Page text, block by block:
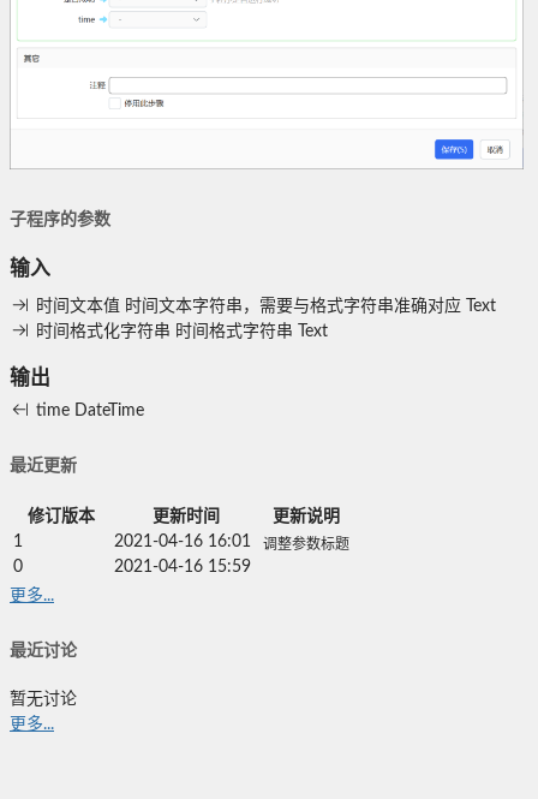
子程序的参数
输入
时间文本值 时间文本字符串，需要与格式字符串准确对应
Text
时间格式化字符串 时间格式字符串 Text
输出
time DateTime
最近更新
修订版本 更新时间
更新说明
1
2021-04-16 16:01 调整参数标题
0
2021-04-16 15:59
更多...
最近讨论
暂无讨论
更多...